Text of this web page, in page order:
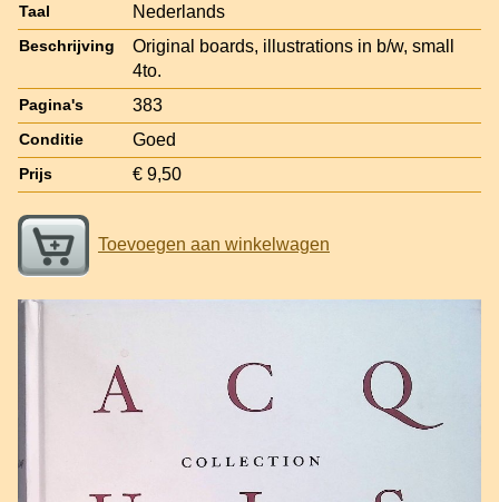
Taal Nederlands
Beschrijving
Original boards, illustrations in b/w, small
4to.
Pagina's 383
Conditie Goed
Prijs € 9,50
Toevoegen aan winkelwagen